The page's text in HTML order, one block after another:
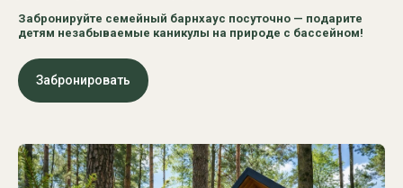
Забронируйте семейный барнхаус посуточно — подарите
детям незабываемые каникулы на природе с бассейном!
Забронировать